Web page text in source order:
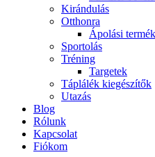
Kirándulás
Otthonra
Ápolási
Sportolás
Tréning
Targetek
Táplálék kiegészítők
Utazás
Blog
Rólunk
Kapcsolat
Fiókom